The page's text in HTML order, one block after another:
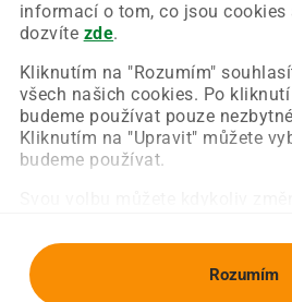
informací o tom, co jsou cookies
dozvíte zde.
Kliknutím na "Rozumím"
všech našich cookies. Po
budeme používat pouze
Kliknutím na "Upravit" můžete
budeme používat.
Rozumím
Chyba nastala na naší straně
Zkuste prosím znovu načíst
Obnovit stránku